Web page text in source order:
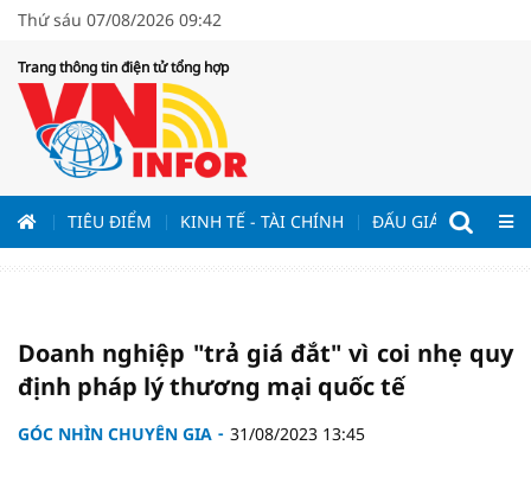
Thứ sáu 07/08/2026 09:42
Trang thông tin điện tử tổng hợp
TIÊU ĐIỂM KINH TẾ - TÀI CHÍNH ĐẤU GIÁ - ĐẤU
Doanh nghiệp "trả giá đắt" vì coi nhẹ quy
định pháp lý thương mại quốc tế
GÓC NHÌN CHUYÊN GIA 31/08/2023 13:45